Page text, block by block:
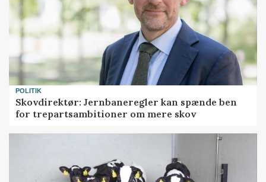
POLITIK
Skovdirektør: Jernbaneregler kan spænde ben
for trepartsambitioner om mere skov